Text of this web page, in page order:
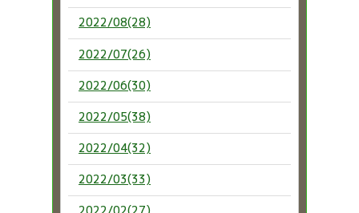
2022/08(28)
2022/07(26)
2022/06(30)
2022/05(38)
2022/04(32)
2022/03(33)